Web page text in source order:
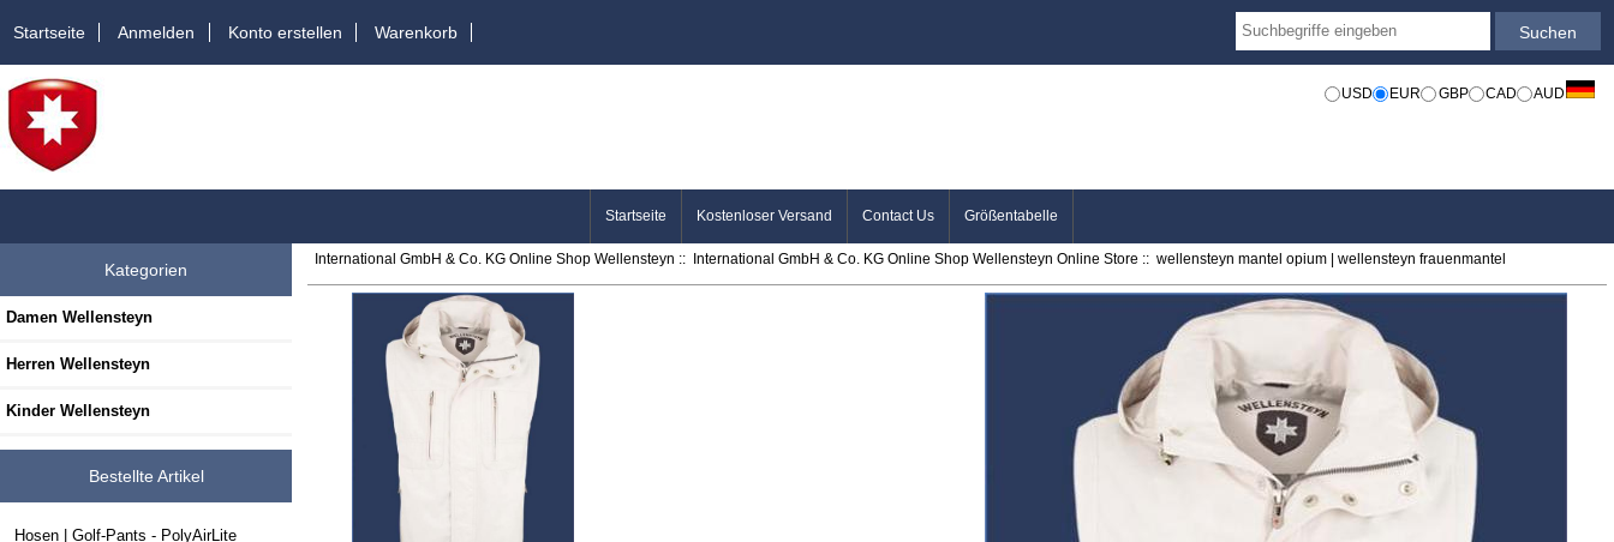
Startseite Anmelden Konto erstellen Warenkorb
USD EUR GBP CAD AUD
Startseite Kostenloser Versand Contact Us Größentabelle
Kategorien
Damen Wellensteyn
Herren Wellensteyn
Kinder Wellensteyn
Bestellte Artikel
Hosen | Golf-Pants - PolyAirLite
International GmbH & Co. KG Online Shop Wellensteyn :: International GmbH & Co. KG Online Shop Wellensteyn Online Store :: wellensteyn mantel opium | wellensteyn frauenmantel